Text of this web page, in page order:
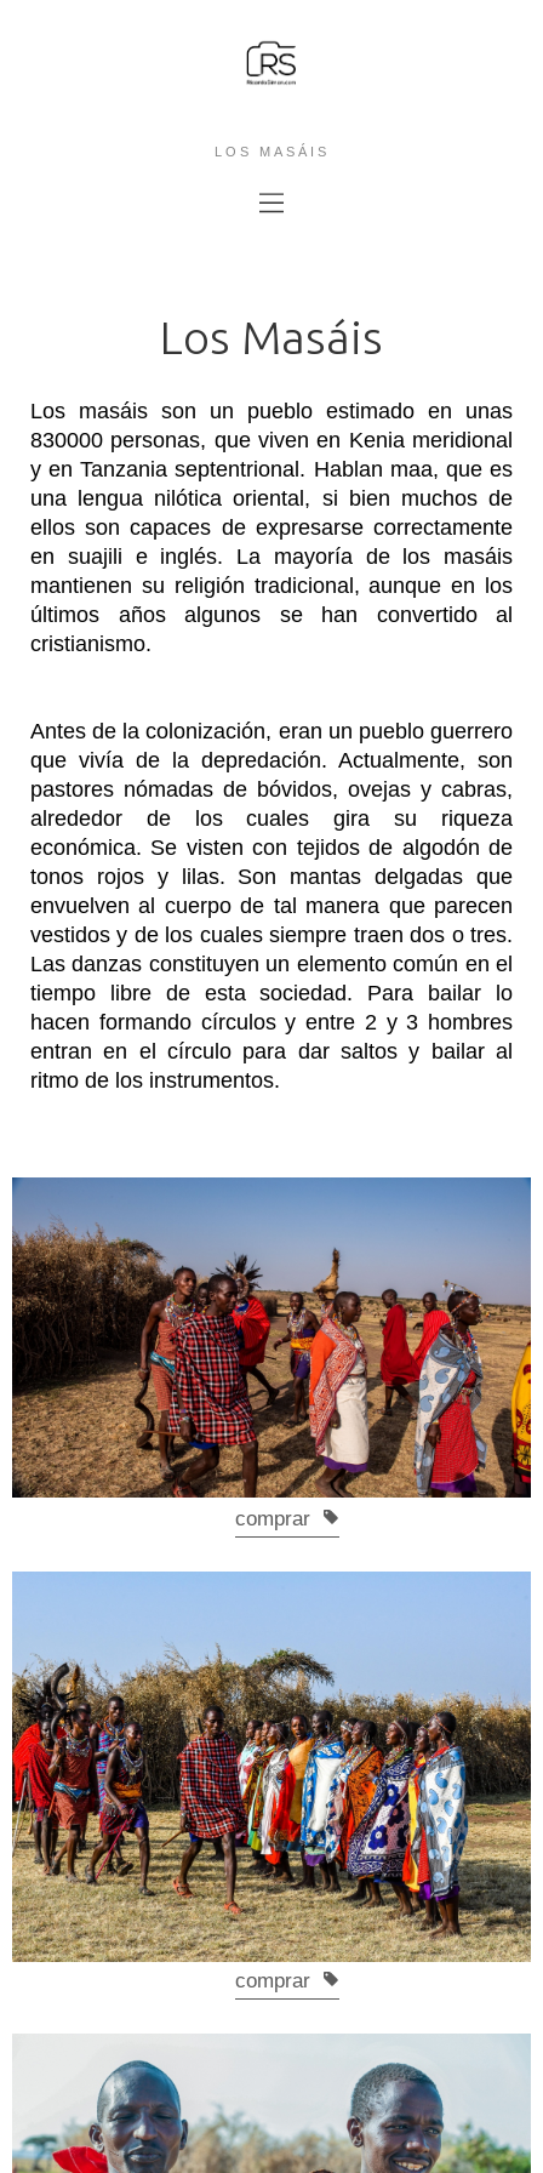
LOS MASÁIS
Los Masáis
Los masáis son un pueblo estimado en unas
830000 personas, que viven en Kenia meridional
y en Tanzania septentrional. Hablan maa, que es
una lengua nilótica oriental, si bien muchos de
ellos son capaces de expresarse correctamente
en suajili e inglés. La mayoría de los masáis
mantienen su religión tradicional, aunque en los
últimos años algunos se han convertido al
cristianismo.
Antes de la colonización, eran un pueblo guerrero
que vivía de la depredación. Actualmente, son
pastores nómadas de bóvidos, ovejas y cabras,
alrededor de los cuales gira su riqueza
económica. Se visten con tejidos de algodón de
tonos rojos y lilas. Son mantas delgadas que
envuelven al cuerpo de tal manera que parecen
vestidos y de los cuales siempre traen dos o tres.
Las danzas constituyen un elemento común en el
tiempo libre de esta sociedad. Para bailar lo
hacen formando círculos y entre 2 y 3 hombres
entran en el círculo para dar saltos y bailar al
ritmo de los instrumentos.
comprar
comprar